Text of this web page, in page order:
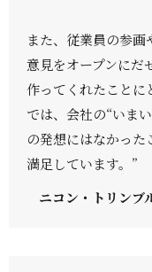
また、従業員の参
意見をオープンにだ
作ってくれたことに
では、会社の“いま
の発想にはなかった
満足しています。”
ニコン・トリン